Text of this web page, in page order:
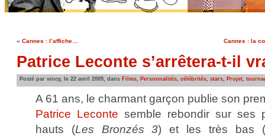
« Cannes : l’affiche… Cannes : la
Patrice Leconte s’arrêtera-t-il
Posté par vincy, le 22 avril 2009, dans Films, Personnalités, célébrités, stars, Projet,
A 61 ans, le charmant garçon publie son
Patrice Leconte semble rebondir sur ses
hauts (Les Bronzés 3) et les très bas (